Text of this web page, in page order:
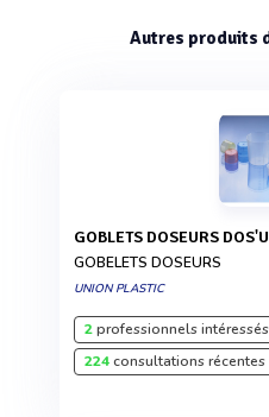
Autres produits
GOBLETS DOSEURS
GOBELETS DOSEURS
UNION PLASTIC
2professionnels intéressés
224consultations récentes